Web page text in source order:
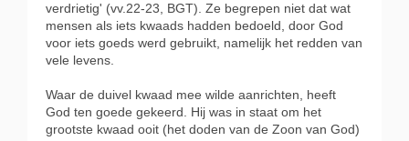
verdrietig' (vv.22-23, BGT). Ze begrepen niet dat wat
mensen als iets kwaads hadden bedoeld, door God
voor iets goeds werd gebruikt, namelijk het redden van
vele levens.
Waar de duivel kwaad mee wilde aanrichten, heeft
God ten goede gekeerd. Hij was in staat om het
grootste kwaad ooit (het doden van de Zoon van God)